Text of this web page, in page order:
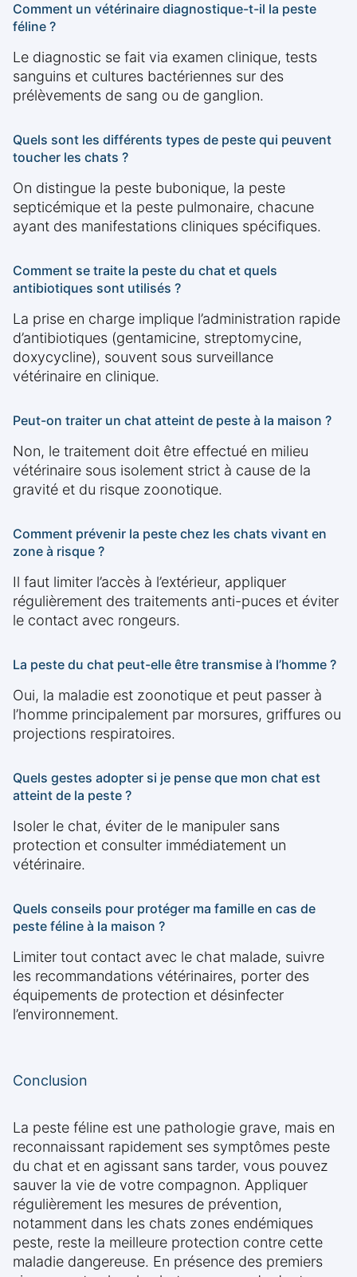
Comment un vétérinaire diagnostique-t-il la peste
féline ?
Le diagnostic se fait via examen clinique, tests
sanguins et cultures bactériennes sur des
prélèvements de sang ou de ganglion.
Quels sont les différents types de peste qui peuvent
toucher les chats ?
On distingue la peste bubonique, la peste
septicémique et la peste pulmonaire, chacune
ayant des manifestations cliniques spécifiques.
Comment se traite la peste du chat et quels
antibiotiques sont utilisés ?
La prise en charge implique l’administration rapide
d’antibiotiques (gentamicine, streptomycine,
doxycycline), souvent sous surveillance
vétérinaire en clinique.
Peut-on traiter un chat atteint de peste à la maison ?
Non, le traitement doit être effectué en milieu
vétérinaire sous isolement strict à cause de la
gravité et du risque zoonotique.
Comment prévenir la peste chez les chats vivant en
zone à risque ?
Il faut limiter l’accès à l’extérieur, appliquer
régulièrement des traitements anti-puces et éviter
le contact avec rongeurs.
La peste du chat peut-elle être transmise à l’homme ?
Oui, la maladie est zoonotique et peut passer à
l’homme principalement par morsures, griffures ou
projections respiratoires.
Quels gestes adopter si je pense que mon chat est
atteint de la peste ?
Isoler le chat, éviter de le manipuler sans
protection et consulter immédiatement un
vétérinaire.
Quels conseils pour protéger ma famille en cas de
peste féline à la maison ?
Limiter tout contact avec le chat malade, suivre
les recommandations vétérinaires, porter des
équipements de protection et désinfecter
l’environnement.
Conclusion
La peste féline est une pathologie grave, mais en
reconnaissant rapidement ses symptômes peste
du chat et en agissant sans tarder, vous pouvez
sauver la vie de votre compagnon. Appliquer
régulièrement les mesures de prévention,
notamment dans les chats zones endémiques
peste, reste la meilleure protection contre cette
maladie dangereuse. En présence des premiers